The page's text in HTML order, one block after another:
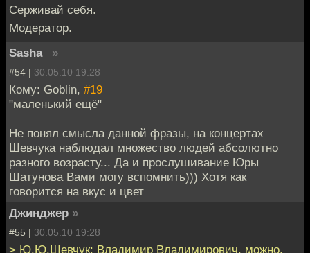
Серживай себя.
Модератор.
Sasha_
»
#54 | 30.05.10 19:28
Кому: Goblin, #19
"маленький ещё"
Не понял смысла данной фразы, на концертах
Шевчука наблюдал множество людей абсолютно
разного возрасту... Да и прослушивание Юры
Шатунова Вами могу вспомнить))) Хотя как
говорится на вкус и цвет
Джинджер »
#55 | 30.05.10 19:28
> Ю.Ю.Шевчук: Владимир Владимирович, можно,